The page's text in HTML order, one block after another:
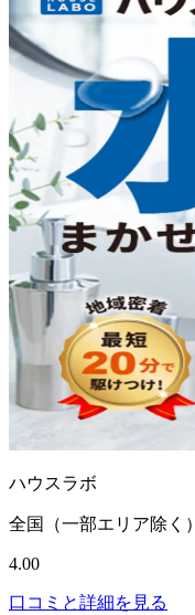
ハウスラボ
全国（一部エリア除く）
4.00
口コミと詳細を見る